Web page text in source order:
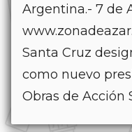
Argentina.- 7 de
Santa Cruz
como nuevo
Obras de Acción